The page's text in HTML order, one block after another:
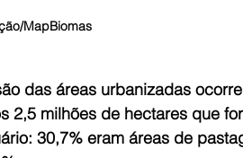
MapBiomas
das áreas urbanizadas
2,5 milhões de hectares que
30,7% eram áreas de